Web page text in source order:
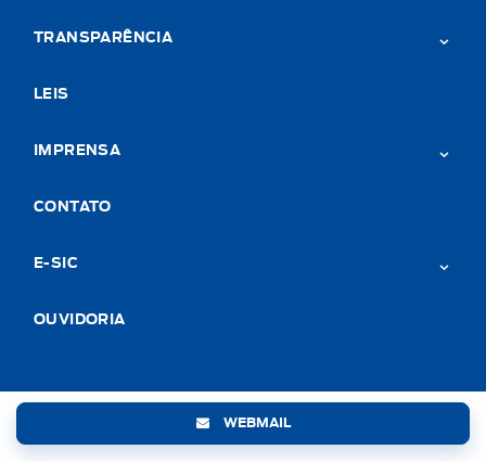
TRANSPARÊNCIA
LEIS
IMPRENSA
CONTATO
E-SIC
OUVIDORIA
WEBMAIL